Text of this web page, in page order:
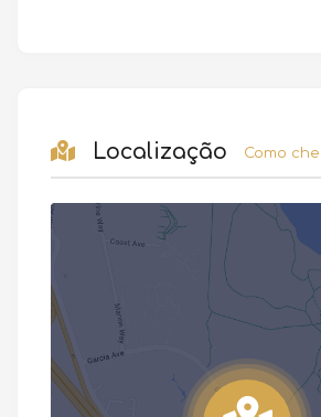
Localização Como